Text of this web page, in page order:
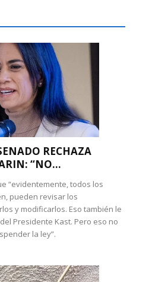
RECHAZA
“NO...
“evidentemente, todos los
pueden revisar los
y modificarlos. Eso también le
Presidente Kast. Pero eso no
la ley”.